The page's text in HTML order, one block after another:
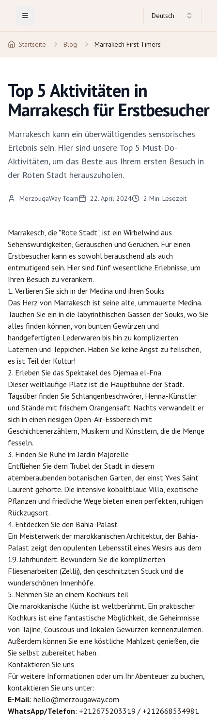
Toggle Menu Deutsch
Startseite Blog Marrakech First Timers
Top 5 Aktivitäten in
Marrakesch für Erstbesucher
Marrakesch kann ein überwältigendes sensorisches
Erlebnis sein. Hier sind unsere Top 5 Must-Do-
Aktivitäten, um das Beste aus Ihrem ersten Besuch in
der Roten Stadt herauszuholen.
MerzougaWay Team 22. April 2024 2 Min. Lesezeit
Marrakesch, die "Rote Stadt", ist ein Wirbelwind aus
Sehenswürdigkeiten, Geräuschen und Gerüchen. Für einen
Erstbesucher kann es sowohl berauschend als auch
entmutigend sein. Hier sind fünf wesentliche Erlebnisse, um
Ihren Besuch zu verankern.
1. Verlieren Sie sich in der Medina und ihren Souks
Das Herz von Marrakesch ist seine alte, ummauerte Medina.
Tauchen Sie ein in die labyrinthischen Gassen der Souks, wo Sie
alles finden können, von bunten Gewürzen und
handgefertigten Lederwaren bis hin zu komplizierten
Laternen und Teppichen. Haben Sie keine Angst zu feilschen,
es ist Teil der Kultur!
2. Erleben Sie das Spektakel des Djemaa el-Fna
Dieser weitläufige Platz ist die Hauptbühne der Stadt.
Tagsüber finden Sie Schlangenbeschwörer, Henna-Künstler
und Stände mit frischem Orangensaft. Nachts verwandelt er
sich in einen riesigen Open-Air-Essbereich mit
Geschichtenerzählern, Musikern und Künstlern, die die Menge
fesseln.
3. Finden Sie Ruhe im Jardin Majorelle
Entfliehen Sie dem Trubel der Stadt in diesem
atemberaubenden botanischen Garten, der einst Yves Saint
Laurent gehörte. Die intensive kobaltblaue Villa, exotische
Pflanzen und friedliche Wege bieten einen perfekten, ruhigen
Rückzugsort.
4. Entdecken Sie den Bahia-Palast
Ein Meisterwerk der marokkanischen Architektur, der Bahia-
Palast zeigt den opulenten Lebensstil eines Wesirs aus dem
19. Jahrhundert. Bewundern Sie die komplizierten
Fliesenarbeiten (Zellij), den geschnitzten Stuck und die
wunderschönen Innenhöfe.
5. Nehmen Sie an einem Kochkurs teil
Die marokkanische Küche ist weltberühmt. Ein praktischer
Kochkurs ist eine fantastische Möglichkeit, die Geheimnisse
von Tajine, Couscous und lokalen Gewürzen kennenzulernen.
Außerdem können Sie eine köstliche Mahlzeit genießen, die
Sie selbst zubereitet haben.
Kontaktieren Sie uns
Für weitere Informationen oder um Ihr Abenteuer zu buchen,
kontaktieren Sie uns unter:
E-Mail: hello@merzougaway.com
WhatsApp/Telefon: +212675203319 / +212668534981